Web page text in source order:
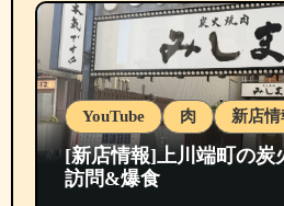
YouTube 肉 新店情
[新店情報]上川端町の炭
訪問&爆食